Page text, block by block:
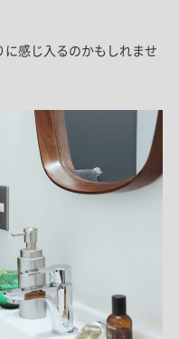
感じ入るのかもしれませ